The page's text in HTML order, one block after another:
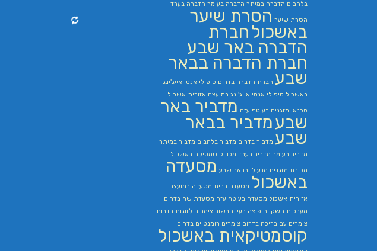
בלהבים הדברה במיתר הדברה בעומר הדברה בערד
הסרת שיער הסרת שיער
באשכול חברת
הדברה באר שבע
חברת הדברה בבאר
שבע חברת הדברה בדרום טיפולי אנטי אייג'ינג
באשכול טיפולי אנטי אייג'ינג במועצה אזורית אשכול
טכנאי מזגנים בעוטף עזה מדביר באר
שבעמדביר בבאר
שבע מדביר בדרום מדביר בלהבים מדביר במיתר
מדביר בעומר מדביר בערד מכון קוסמטיקה באשכול
מכירת מזגנים מנעולן בבאר שבע מסעדה
באשכול מסעדה בבית מסעדה במועצה
אזורית אשכול מסעדה בעוטף עזה מסעדת שף בדרום
מערכות השקייה פיצה בעין הבשור צימרים לזוגות בדרום
צימרים עם בריכה בדרום צימרים רומנטיים בדרום
קוסמטיקאית באשכול